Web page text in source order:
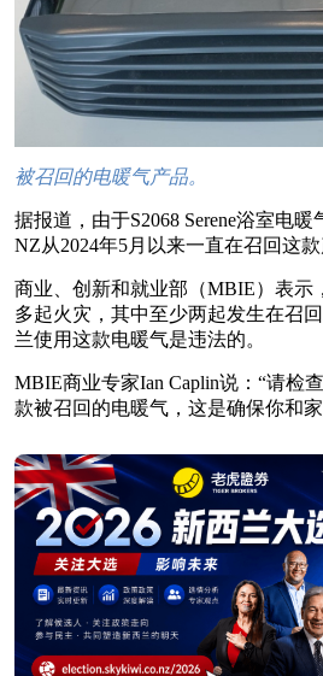
被召回的电暖气产品。
据报道，由于S2068 Serene浴室电暖
NZ从2024年5月以来一直在召回这款
商业、创新和就业部（MBIE）表示
多起火灾，其中至少两起发生在召
兰使用这款电暖气是违法的。
MBIE商业专家Ian Caplin说：“请检
款被召回的电暖气，这是确保你和